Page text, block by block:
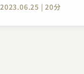
2023.06.25 | 20分